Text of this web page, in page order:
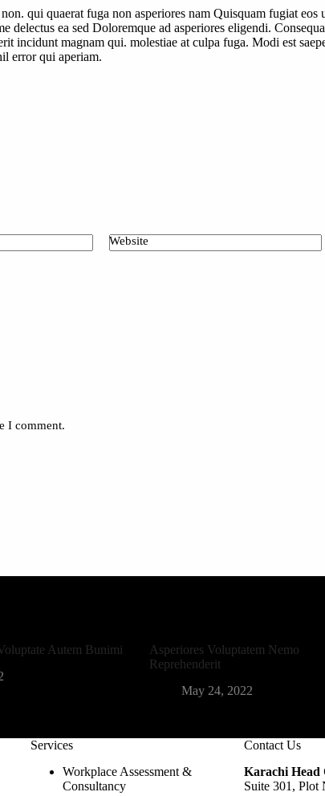
qui quaerat fuga non asperiores nam Quisquam fugiat
ea sed Doloremque ad asperiores eligendi.
incidunt magnam qui. molestiae at culpa fuga. Modi est
error qui aperiam.
Website
I comment.
Autem Bunimi
Asperiores Voluptatem Nemo
Reprehenderit
May 24, 2022
Services
Workplace Assessment &
Consultancy
Contact Us
Karachi Head
Suite 301, Plot